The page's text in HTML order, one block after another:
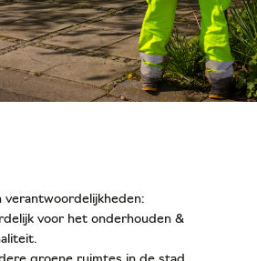
verantwoordelijkheden:
voor het onderhouden &